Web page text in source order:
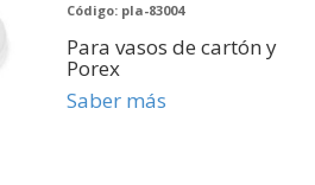
Código: pla-83004
Para vasos de cartón y
Porex
Saber más